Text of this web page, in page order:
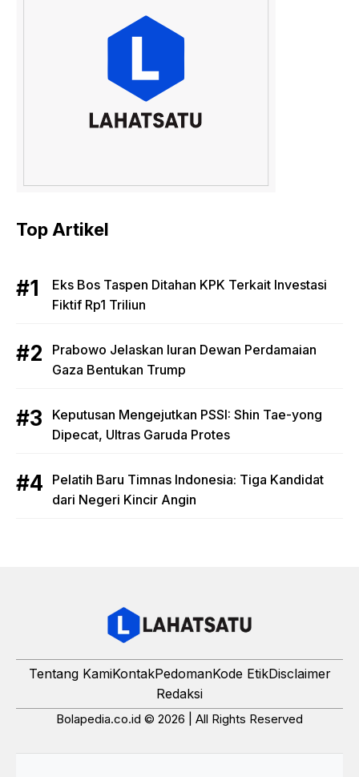
Top Artikel
Eks Bos Taspen Ditahan KPK Terkait Investasi
Fiktif Rp1 Triliun
Prabowo Jelaskan Iuran Dewan Perdamaian
Gaza Bentukan Trump
Keputusan Mengejutkan PSSI: Shin Tae-yong
Dipecat, Ultras Garuda Protes
Pelatih Baru Timnas Indonesia: Tiga Kandidat
dari Negeri Kincir Angin
Tentang KamiKontakPedomanKode EtikDisclaimer
Redaksi
Bolapedia.co.id © 2026 | All Rights Reserved